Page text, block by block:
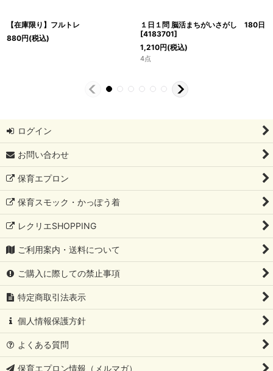
【在庫限り】フルトレ
880円(税込)
１日１問 脳活まちがいさがし 180日
[4183701]
1,210円(税込)
4点
ログイン
お問い合わせ
保育エプロン
保育スモック・かっぽう着
レクリエSHOPPING
ご利用案内・送料について
ご購入に際しての禁止事項
特定商取引法表示
個人情報保護方針
よくある質問
保育エプロン情報（メルマガ）